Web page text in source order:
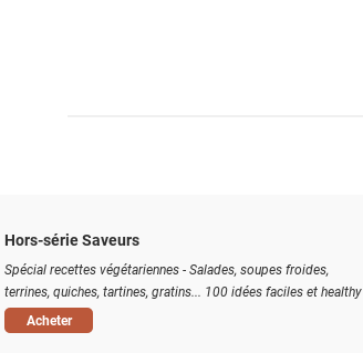
Hors-série Saveurs
Spécial recettes végétariennes - Salades, soupes froides,
terrines, quiches, tartines, gratins... 100 idées faciles et healthy
Acheter